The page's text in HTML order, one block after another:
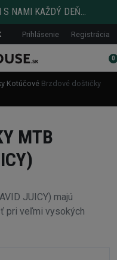
S NAMI KAŽDÝ DEŇ...
Prihlásenie Registrácia
0
Kotúčové Brzdové doštičky
MTB
JUICY) majú
pri veľmi vysokých